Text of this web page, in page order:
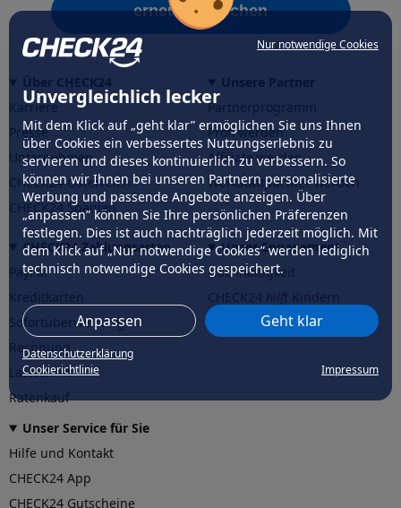
Nur notwendige Cookies
Unvergleichlich lecker
Mit dem Klick auf „geht klar” ermöglichen Sie uns Ihnen
über Cookies ein verbessertes Nutzungserlebnis zu
servieren und dieses kontinuierlich zu verbessern. So
können wir Ihnen bei unseren Partnern personalisierte
Werbung und passende Angebote anzeigen. Über
„anpassen” können Sie Ihre persönlichen Präferenzen
festlegen. Dies ist auch nachträglich jederzeit möglich. Mit
dem Klick auf „Nur notwendige Cookies” werden lediglich
technisch notwendige Cookies gespeichert.
Anpassen Geht klar
Datenschutzerklärung
Cookierichtlinie
Impressum
erneut versuchen
Karriere
Presse
Unternehmen
CHECK24 Österreich
CHECK24 Spanien
Partnerprogramm
Profi werden
Affiliate werden
Werkstattpartner werden
CHECK24 Zahlungsarten
PayPal
Sofortüberweisung
Rechnung
Lastschrift
Ratenkauf
Unser Engagement
Nachhaltigkeit
CHECK24hilftder Natur
Unser Service für Sie
Hilfe und Kontakt
CHECK24 App
CHECK24 Gutscheine